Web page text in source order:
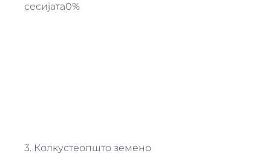
сесијата0%
3. Колкустеопшто земено